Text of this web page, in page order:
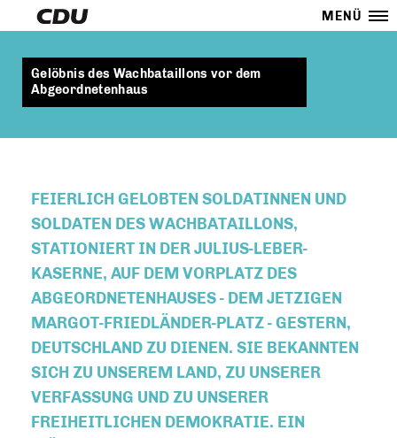
MENÜ
Gelöbnis des Wachbataillons vor dem
Abgeordnetenhaus
FEIERLICH GELOBTEN SOLDATINNEN UND
SOLDATEN DES WACHBATAILLONS,
STATIONIERT IN DER JULIUS-LEBER-
KASERNE, AUF DEM VORPLATZ DES
ABGEORDNETENHAUSES - DEM JETZIGEN
MARGOT-FRIEDLÄNDER-PLATZ - GESTERN,
DEUTSCHLAND ZU DIENEN. SIE BEKANNTEN
SICH ZU UNSEREM LAND, ZU UNSERER
VERFASSUNG UND ZU UNSERER
FREIHEITLICHEN DEMOKRATIE. EIN